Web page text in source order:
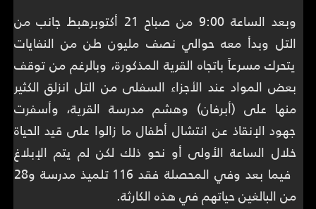
وبعد الساعة 9:00 من صباح 21 أكتوبرهبط جانب من
التل وبدأ معه حوالي نصف مليون طن من النفايات
يتحرك مسرعاً باتجاه القرية المذكورة، وبالرغم من توقف
بعض المواد عند الأجزاء السفلى من التل انزلق الكثير
منها على (أبرفان) وهشم مدرسة القرية، وأسفرت
جهود الإنقاذ عن انتشال أطفال ما زالوا على قيد الحياة
خلال الساعة الأولى أو نحو ذلك لكن لم يتم الإبلاغ
فيما بعد وفي المحصلة فقد 116 تلميذ مدرسة و28
من البالغين حياتهم في هذه الكارثة.